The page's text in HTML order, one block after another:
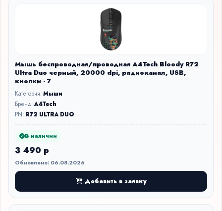
Мышь беспроводная/проводная A4Tech Bloody R72
Ultra Duo черный, 20000 dpi, радиоканал, USB,
кнопки - 7
Категория:Мыши
Бренд:A4Tech
PN: R72 ULTRA DUO
В наличии
3 490 р
Обновлено: 06.08.2026
Добавить в заявку